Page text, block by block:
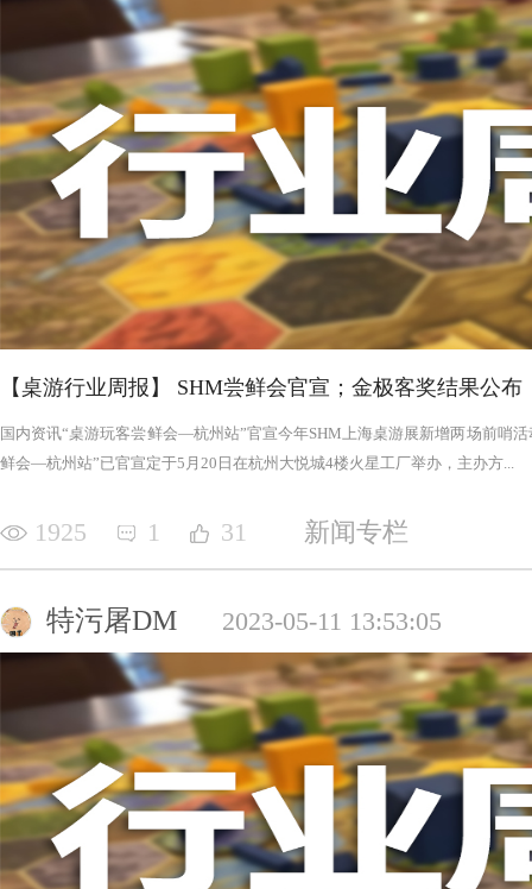
否进入罪恶的回合，鉴于次数有限以及是在英雄之后，这对
雄在场上存活的时间推移，英雄会变得更强，为了不断重创
日记录表，末日记录表上的数字越大，罪恶将会变得愈加难
竭尽全力后，仍要凭着压倒性的力量夷平土地。 与罪恶相对应的，是英雄阵营。每一次游戏，会在众
多英雄中（基础是七个，扩展中还有二十个左右）选择七个
的能力，也各有侧重，这一点的设计使游戏可玩度更高。然
的危机，英雄的每次行动都需要深思熟虑，与队友的配合显
英雄更是需要不断搜寻装备武装自己，然而每一轮的装备数
英雄为了目标浴血奋战，然而行动有限，资源有限，英雄们
战、面对压力的人来说，英雄的阵营将让你沉浸于此。，而
我体验的六局里，只扮演了一次罪恶，大多数作为英雄时，
游戏，不仅仅是挑战，而是它本身加入的运气因素和策略程
实现的艰巨挑战。大家有机会确实值得尝试！
【桌游行业周报】 SHM尝鲜会官宣；金极客奖结果公布
国内资讯“桌游玩客尝鲜会—杭州站”官宣今年SHM上海桌游展新增两场前哨
鲜会—杭州站”已官宣定于5月20日在杭州大悦城4楼火星工厂举办，主办方...
1925 1 31 新闻专栏
特污屠DM 2023-05-11 13:53:05